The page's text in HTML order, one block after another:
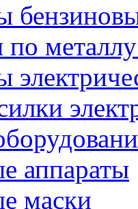
металлу
аппараты
маски